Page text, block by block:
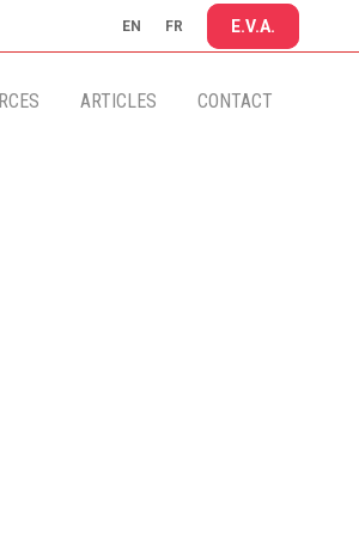
EN FR E.V.A.
ARTICLES CONTACT